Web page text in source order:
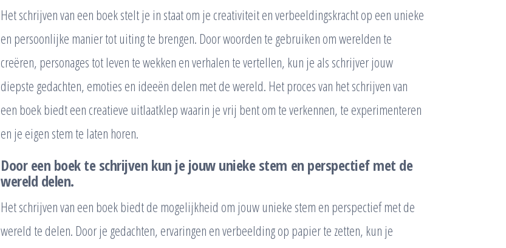
Het schrijven van een boek stelt je in staat om je creativiteit en verbeeldingskracht op een unieke
en persoonlijke manier tot uiting te brengen. Door woorden te gebruiken om werelden te
creëren, personages tot leven te wekken en verhalen te vertellen, kun je als schrijver jouw
diepste gedachten, emoties en ideeën delen met de wereld. Het proces van het schrijven van
een boek biedt een creatieve uitlaatklep waarin je vrij bent om te verkennen, te experimenteren
en je eigen stem te laten horen.
Door een boek te schrijven kun je jouw unieke stem en perspectief met de
wereld delen.
Het schrijven van een boek biedt de mogelijkheid om jouw unieke stem en perspectief met de
wereld te delen. Door je gedachten, ervaringen en verbeelding op papier te zetten, kun je